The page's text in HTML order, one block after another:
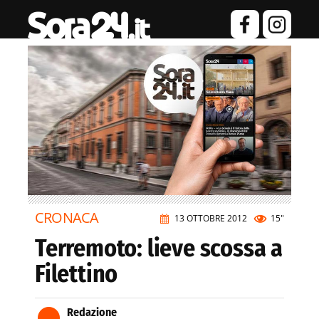
13 OTTOBRE 2012 15"
CRONACA
Terremoto: lieve scossa a
Filettino
Redazione